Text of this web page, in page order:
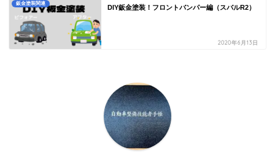
鈑金塗装関連
DIY鈑金塗装！フロントバンパー編（スバルR2）
2020年6月13日